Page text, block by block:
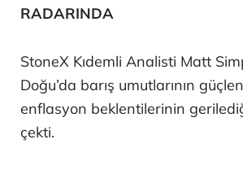
RADARINDA
StoneX Kıdemli Analisti Matt
Doğu’da barış umutlarının
enflasyon beklentilerinin
çekti.